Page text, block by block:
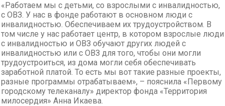
«Работаем мы с детьми, со взрослыми с инвалидностью,
с ОВЗ. У нас в фонде работают в основном люди с
инвалидностью. Обеспечиваем их трудоустройством. В
том числе у нас работает центр, в котором взрослые люди
с инвалидностью и ОВЗ обучают других людей с
инвалидностью или с ОВЗ для того, чтобы они могли
трудоустроиться, из дома могли себя обеспечивать
заработной платой. То есть мы вот такие разные проекты,
разные программы отрабатываем», – пояснила «Первому
городскому телеканалу» директор фонда «Территория
милосердия» Анна Икаева.